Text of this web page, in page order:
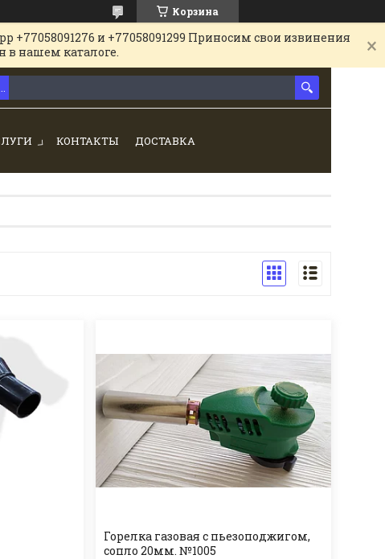
Корзина
и +77058091299 Приносим свои извинения
в нашем каталоге.
КОНТАКТЫ ДОСТАВКА
Горелка газовая с пьезоподжигом,
сопло 20мм. №1005